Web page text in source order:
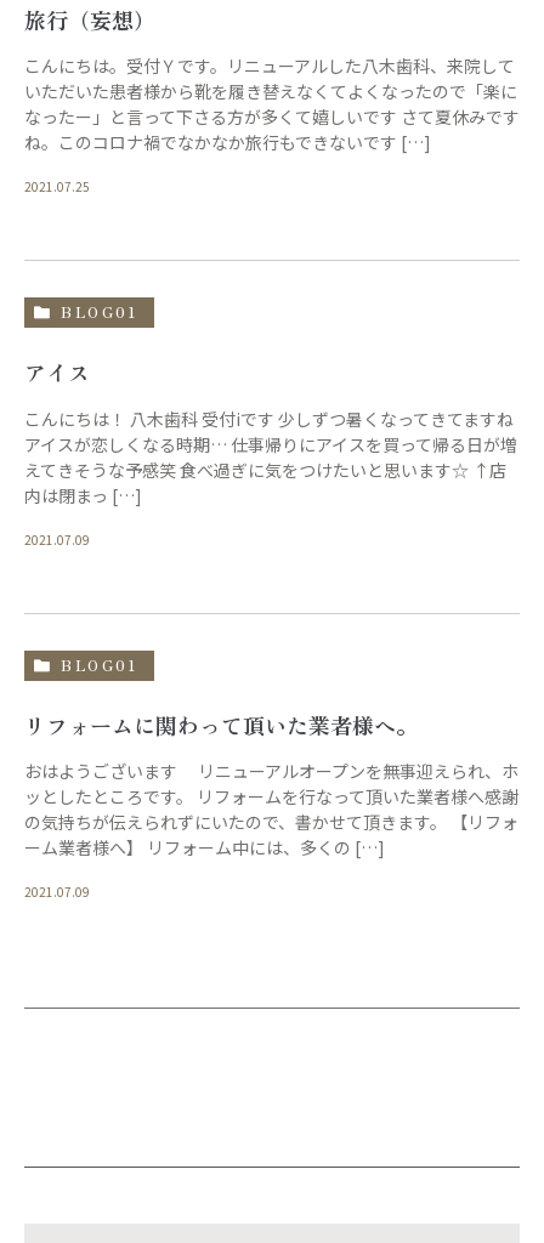
旅行（妄想）
こんにちは。受付Ｙです。リニューアルした八木歯科、来院して
いただいた患者様から靴を履き替えなくてよくなったので「楽に
なったー」と言って下さる方が多くて嬉しいです さて夏休みです
ね。このコロナ禍でなかなか旅行もできないです […]
2021.07.25
BLOG01
アイス
こんにちは！ 八木歯科 受付iです 少しずつ暑くなってきてますね
アイスが恋しくなる時期… 仕事帰りにアイスを買って帰る日が増
えてきそうな予感笑 食べ過ぎに気をつけたいと思います☆ ↑店
内は閉まっ […]
2021.07.09
BLOG01
リフォームに関わって頂いた業者様へ。
おはようございます リニューアルオープンを無事迎えられ、ホ
ッとしたところです。 リフォームを行なって頂いた業者様へ感謝
の気持ちが伝えられずにいたので、書かせて頂きます。 【リフォ
ーム業者様へ】 リフォーム中には、多くの […]
2021.07.09